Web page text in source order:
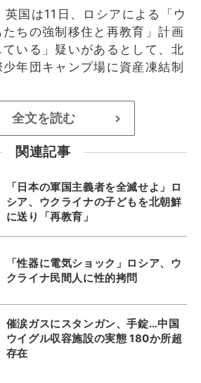
英国は11日、ロシアによる「ウ
ちの強制移住と再教育」計画
いる」疑いがあるとして、北
年団キャンプ場に資産凍結制
全文を読む >
関連記事
「日本の軍国主義者を全滅せよ」ロ
シア、ウクライナの子どもを北朝鮮
に送り「再教育」
「性器に電気ショック」ロシア、ウ
クライナ民間人に性的拷問
催涙ガスにスタンガン、手錠…中国
ウイグル収容施設の実態 180か所超
存在